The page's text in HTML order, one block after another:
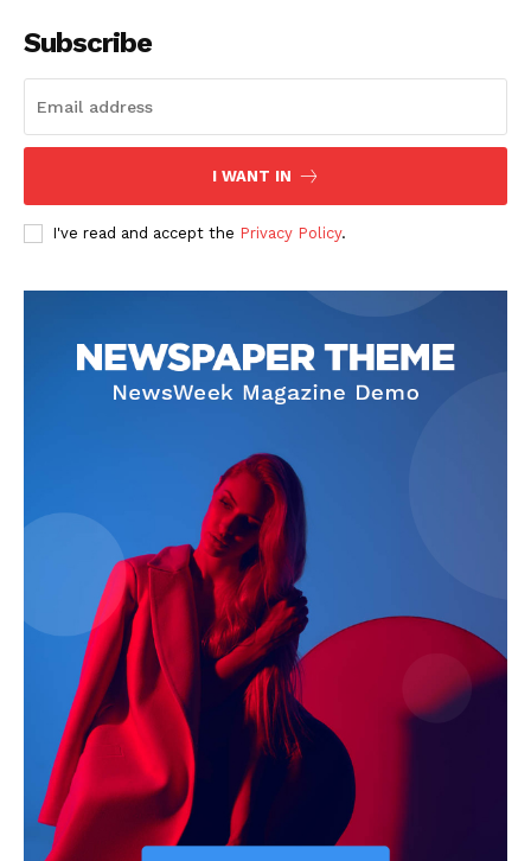
Subscribe
I WANT IN
I've read and accept the Privacy Policy.